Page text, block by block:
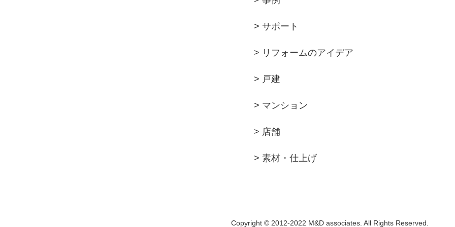
> サポート
> リフォームのアイデア
> 戸建
> マンション
> 店舗
> 素材・仕上げ
Copyright © 2012-2022 M&D associates. All Rights Reserved.